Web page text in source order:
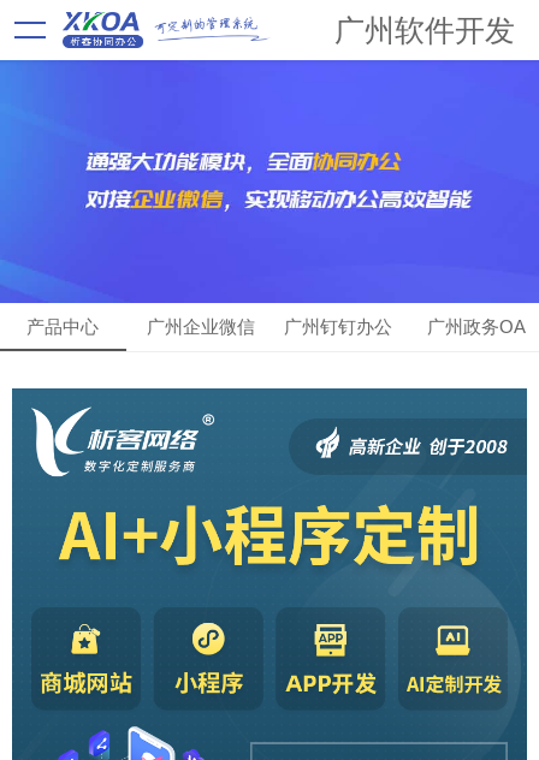
广州软件开发
产品中心 广州企业微信 广州钉钉办公 广州政务OA